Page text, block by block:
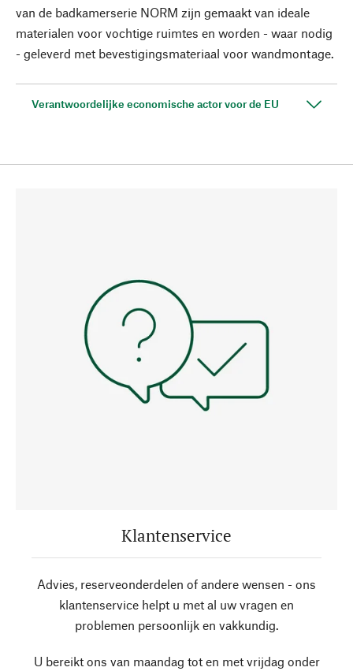
van de badkamerserie NORM zijn gemaakt van ideale
materialen voor vochtige ruimtes en worden - waar nodig
- geleverd met bevestigingsmateriaal voor wandmontage.
Verantwoordelijke economische actor voor de EU
Klantenservice
Advies, reserveonderdelen of andere wensen - ons
klantenservice helpt u met al uw vragen en
problemen persoonlijk en vakkundig.
U bereikt ons van maandag tot en met vrijdag onder